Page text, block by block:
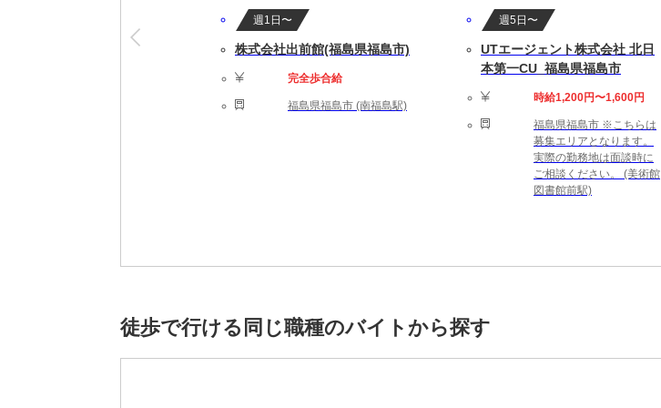
福利厚生を充実させ、職場環境を整えてお待ちしています。
お仕事内容など、1から丁寧にお伝えするので、未経験の方でも
スムーズにお仕事を始める事ができます。
週1日〜
株式会社出前館(福島県福島市)
完全歩合給
福島県福島市 (南福島駅)
週5日〜
UTエージェント株式会社 北日
本第一CU_福島県福島市
時給1,200円〜1,600円
福島県福島市 ※こちらは
募集エリアとなります。
実際の勤務地は面談時に
ご相談ください。 (美術館
図書館前駅)
徒歩で行ける同じ職種のバイトから探す